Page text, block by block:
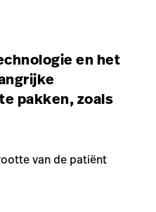
en het
pakken, zoals
van de patiënt